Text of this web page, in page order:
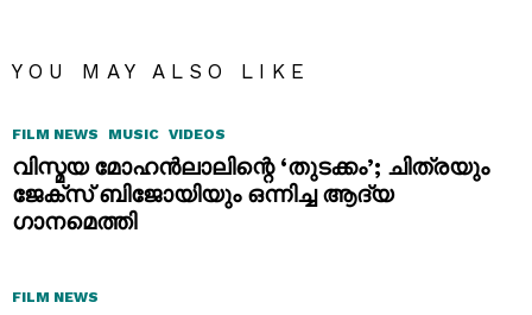
YOU MAY ALSO LIKE
FILM NEWS MUSIC VIDEOS
വിസ്മയ മോഹൻലാലിന്റെ ‘തുടക്കം’; ചിത്രയും
ജേക്സ് ബിജോയിയും ഒന്നിച്ച ആദ്യ
ഗാനമെത്തി
FILM NEWS